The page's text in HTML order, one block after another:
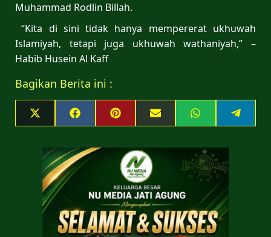
Muhammad Rodlin Billah.
“Kita di sini tidak hanya mempererat ukhuwah
Islamiyah, tetapi juga ukhuwah wathaniyah,” –
Habib Husein Al Kaff
Bagikan Berita ini :